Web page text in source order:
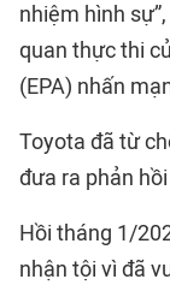
nhiệm hình
quan thực thi
(EPA) nhấn
Toyota đã từ
đưa ra phản
Hồi tháng 1/
nhận tội vì đã